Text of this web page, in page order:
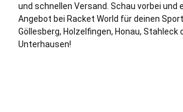
und schnellen Versand. Schau vorbei und
Angebot bei Racket World für deinen
Göllesberg, Holzelfingen, Honau, Stahleck
Unterhausen!